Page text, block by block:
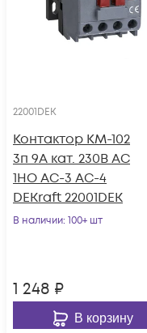
22001DEK
Контактор КМ-102
3п 9А кат. 230В AC
1НО AC-3 AC-4
DEKraft 22001DEK
В наличии: 100+ шт
1 248 ₽
В корзину